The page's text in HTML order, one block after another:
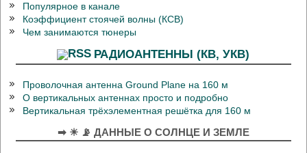
Популярное в канале
Коэффициент стоячей волны (КСВ)
Чем занимаются тюнеры
РАДИОАНТЕННЫ (КВ, УКВ)
Проволочная антенна Ground Plane на 160 м
О вертикальных антеннах просто и подробно
Вертикальная трёхэлементная решётка для 160 м
➡ ☀ 📡 ДАННЫЕ О СОЛНЦЕ И ЗЕМЛЕ